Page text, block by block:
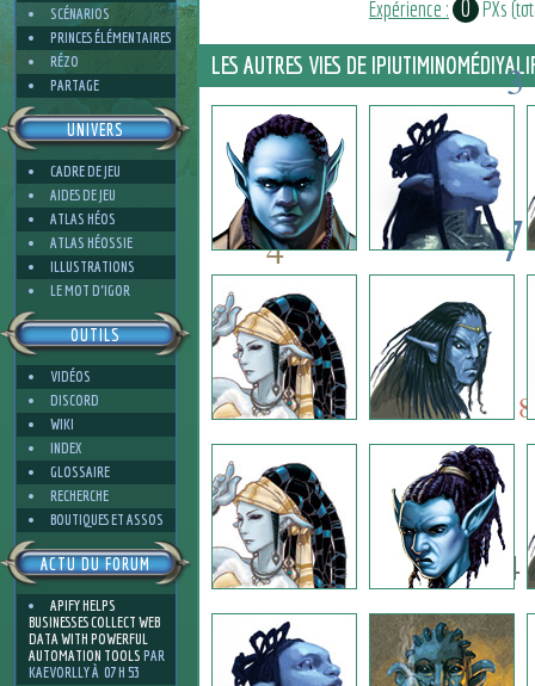
SCÉNARIOS
PRINCES ÉLÉMENTAIRES
RÉZO
PARTAGE
UNIVERS
CADRE DE JEU
AIDES DE JEU
ATLAS HÉOS
ATLAS HÉOSSIE
ILLUSTRATIONS
LE MOT D'IGOR
OUTILS
VIDÉOS
DISCORD
WIKI
INDEX
GLOSSAIRE
RECHERCHE
BOUTIQUES ET ASSOS
ACTU DU FORUM
APIFY HELPS
BUSINESSES COLLECT WEB
DATA WITH POWERFUL
AUTOMATION TOOLS PAR
KAEVORLLY À 07 H 53
Expérience : 0 PXs
8
5
7
5
4
1
2
4
4
3
LES AUTRES VIES DE